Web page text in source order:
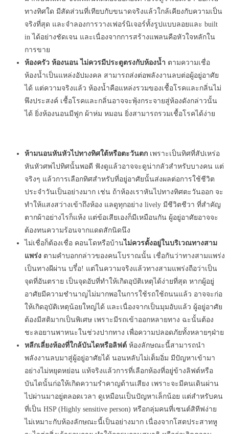
ทางทิศใด มีสัดส่วนที่เทียบกับขนาดจริงแล้วใกล้เคียงกับความเป็น
จริงที่สุด และจำลองการวางเฟอร์นิเจอร์ทั้งรูปแบบลอยและ built
in ได้อย่างชัดเจน และเนื่องจากการสร้างแพลนคือหัวใจหลักใน
การขาย
ห้องครัว ห้องนอน ไม่ควรมีประตูตรงกับห้องน้ำ ตามความเชื่อ
ห้องน้ำเป็นแหล่งอัปมงคล สามารถส่งต่อพลังงานลบต่อผู้อยู่อาศัย
ได้ แต่ความจริงแล้ว ห้องน้ำคือแหล่งรวมของเชื้อโรคและกลิ่นไม่
พึงประสงค์ เชื้อโรคและกลิ่นอาจจะพุ้งกระจายสู่ห้องดังกล่าวนั้น
ได้ ยิ่งห้องนอนมีฟูก ผ้าห่ม หมอน ยิ่งสามารถรวมเชื้อโรคได้ง่าย
ห้ามนอนหันหัวไปทางทิศใต้หรือตะวันตก เพราะเป็นทิศที่สัปเหร่อ
หันหัวศพไปทิศนั้นพอดี ฟังดูแล้วอาจจะดูน่ากลัวสำหรับบางคน แต่
จริงๆ แล้วการเลือกทิศสำหรับที่อยู่อาศัยนั้นส่งผลต่อการใช้ชีวิต
ประจำวันเป็นอย่างมาก เช่น ถ้าห้องเราหันไปทางทิศตะวันออก จะ
ทำให้แสงสว่างเข้าถึงห้อง แลดูทุกอย่าง lively มีชีวิตชีวา ที่สำคัญ
ตากผ้าอย่างไรก็แห้ง แต่ข้อเสียเองก็มีเหมือนกัน ผู้อยู่อาศัยอาจจะ
ต้องทนความร้อนจากแดดสักนิดนึง
ไม่เชื่อก็ต้องเชื่อ คอนโดหรือบ้านไม่ควรตั้งอยู่ในบริเวณทางสาม
แพร่ง ตามคำบอกกล่าวของคนโบราณนั้น เชื่อกันว่าทางสามแพร่ง
เป็นทางผีผ่าน บรึ๋อ! แต่ในความจริงแล้วทางสามแพร่งถือว่าเป็น
จุดที่อันตราย เป็นจุดอับที่ทำให้เกิดอุบัติเหตุได้ง่ายที่สุด หากผู้อยู่
อาศัยมีความชำนาญไม่มากพอในการใช้รถใช้ถนนแล้ว อาจจะก่อ
ให้เกิดอุบัติเหตุน้อยใหญ่ได้ และเนื่องจากเป็นมุมอับแล้ว ผู้อยู่อาศัย
ต้องมีสติมากเป็นพิเศษ เพราะมีรถเข้าออกหลายทาง ฉะนั้นต้อง
ชะลอยานพาหนะในช่วงปากทาง เพื่อความปลอดภัยทั้งหลายๆฝ่าย
หลีกเลี่ยงห้องที่ใกล้บันไดหรือลิฟต์ ห้องลักษณะนี้สามารถนำ
พลังงานลบมาสู่ผู้อยู่อาศัยได้ นอนหลับไม่เต็มอิ่ม มีปัญหาเข้ามา
อย่างไม่หยุดหย่อน แท้จริงแล้วการที่เลือกห้องที่อยู่ข้างลิฟต์หรือ
บันไดนั้นก่อให้เกิดความรำคาญด้านเสียง เพราะจะมีคนเดินผ่าน
ไปผ่านมาอยู่ตลอดเวลา ดูเหมือนเป็นปัญหาเล็กน้อย แต่สำหรับคน
ที่เป็น HSP (Highly sensitive person) หรือกลุ่มคนที่เซนต์สิทีฟง่าย
ไม่เหมาะกับห้องลักษณะนี้เป็นอย่างมาก เนื่องจากโสตประสาทหู